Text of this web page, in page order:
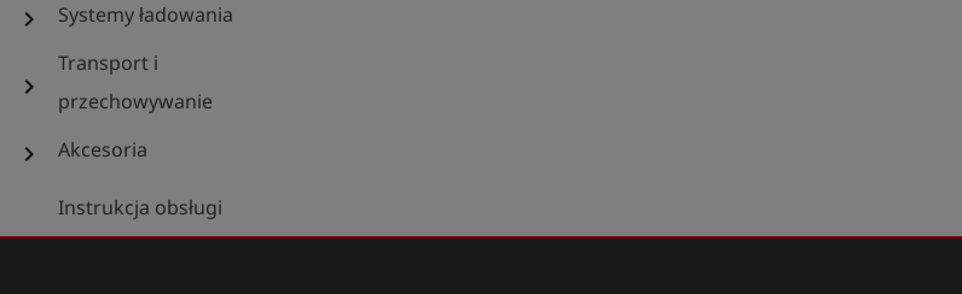
chevron_right Systemy ładowania
chevron_right
Transport i
przechowywanie
chevron_right Akcesoria
Instrukcja obsługi